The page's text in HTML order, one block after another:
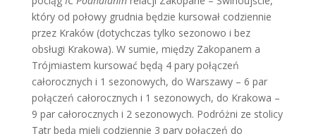
który od połowy grudnia będzie kursował codziennie
przez Kraków (dotychczas tylko sezonowo i bez
obsługi Krakowa). W sumie, między Zakopanem a
Trójmiastem kursować będą 4 pary połączeń
całorocznych i 1 sezonowych, do Warszawy – 6 par
połączeń całorocznych i 1 sezonowych, do Krakowa –
9 par całorocznych i 2 sezonowych. Podróżni ze stolicy
Tatr będą mieli codziennie 3 pary połączeń do